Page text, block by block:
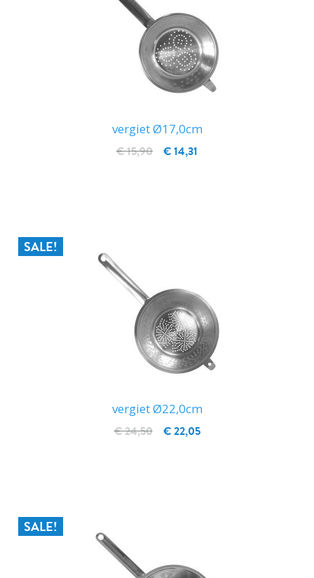
vergiet Ø17,0cm
€ 14,31
€ 15,90
SALE!
vergiet Ø22,0cm
€ 22,05
€ 24,50
SALE!